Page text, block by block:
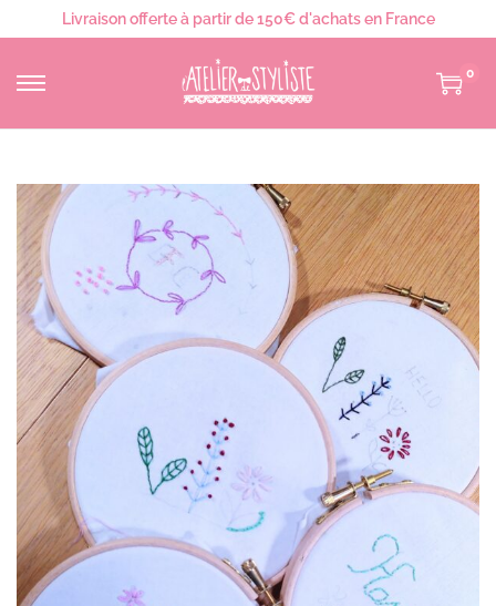
Livraison offerte à partir de 150€ d'achats en France
0